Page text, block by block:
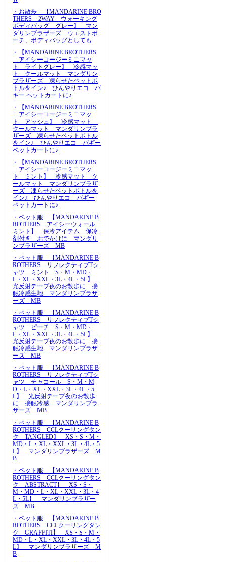
・お散歩 【MANDARINE BRO
THERS 2WAY ウォーキング
ボディバッグ グレー】 マン
ダリンブラザーズ ウエストポ
ーチ、ボディバッグとしても
・【MANDARINE BROTHERS
アイシーコージーミニマッ
ト ライトグレー】 冷感マッ
ト クールマット マンダリン
ブラザーズ 凍らせたペットボ
トルをイン♪ ひんやりエコ バ
ギー ペットカートに♪
・【MANDARINE BROTHERS
アイシーコージーミニマッ
ト アッシュ】 冷感マット
クールマット マンダリンブラ
ザーズ 凍らせたペットボトル
をイン♪ ひんやりエコ バギー
ペットカートに♪
・【MANDARINE BROTHERS
アイシーコージーミニマッ
ト ミント】 冷感マット ク
ールマット マンダリンブラザ
ーズ 凍らせたペットボトルを
イン♪ ひんやりエコ バギー
ペットカートに♪
・ペット服 【MANDARINE B
ROTHERS アイシーウォール
ミント】 保冷アイテム 保冷
剤付き おでかけに マンダリ
ンブラザーズ MB
・ペット服 【MANDARINE B
ROTHERS リフレクティブTシ
ャツ ミント S・M・MD・
L・XL・XXL・3L・4L・5L】
光反射テープ夜のお散歩に 接
触冷感生地 マンダリンブラザ
ーズ MB
・ペット服 【MANDARINE B
ROTHERS リフレクティブTシ
ャツ ピーチ S・M・MD・
L・XL・XXL・3L・4L・5L】
光反射テープ夜のお散歩に 接
触冷感生地 マンダリンブラザ
ーズ MB
・ペット服 【MANDARINE B
ROTHERS リフレクティブTシ
ャツ チャコール S・M・M
D・L・XL・XXL・3L・4L・5
L】 光反射テープ夜のお散歩
に 接触冷感 マンダリンブラ
ザーズ MB
・ペット服 【MANDARINE B
ROTHERS CCLクーリングタン
ク TANGLED】 XS・S・M・
MD・L・XL・XXL・3L・4L・5
L】 マンダリンブラザーズ M
B
・ペット服 【MANDARINE B
ROTHERS CCLクーリングタン
ク ABSTRACT】 XS・S・
M・MD・L・XL・XXL・3L・4
L・5L】 マンダリンブラザー
ズ MB
・ペット服 【MANDARINE B
ROTHERS CCLクーリングタン
ク GRAFFITI】 XS・S・M・
MD・L・XL・XXL・3L・4L・5
L】 マンダリンブラザーズ M
B